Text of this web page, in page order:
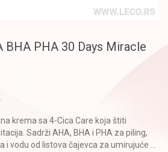
BHA PHA 30 Days Miracle
krema sa 4-Cica Care koja štiti
Sadrži AHA, BHA i PHA za piling,
i vodu od listova čajevca za umirujuće